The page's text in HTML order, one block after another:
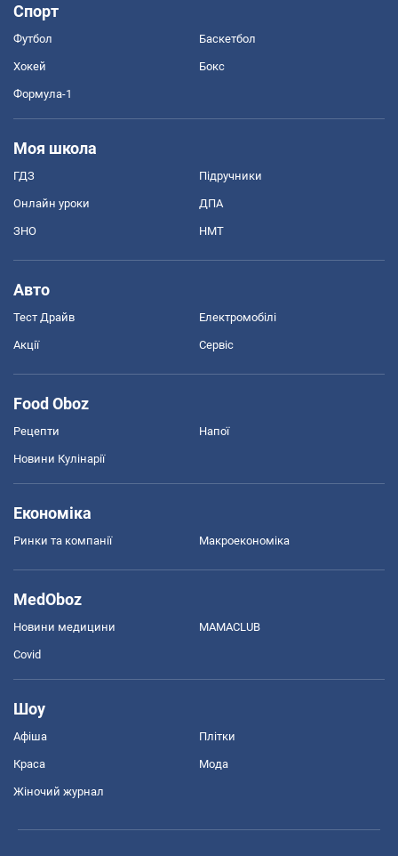
Спорт
Футбол Баскетбол
Хокей Бокс
Формула-1
Моя школа
ГДЗ Підручники
Онлайн уроки ДПА
ЗНО НМТ
Авто
Тест Драйв Електромобілі
Акції Сервіс
Food Oboz
Рецепти Напої
Новини Кулінарії
Економіка
Ринки та компанії Макроекономіка
MedOboz
Новини медицини MAMACLUB
Covid
Шоу
Афіша Плітки
Краса Мода
Жіночий журнал